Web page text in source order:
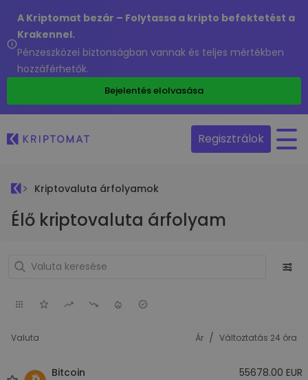
A Kriptomat bezár – Folytassa a kripto befektetést a
Krakennel.
Pénzeszközei biztonságban vannak és teljes mértékben
hozzáférhetők.
Bejelentés elolvasása
Regisztrálok
Kriptovaluta árfolyamok
Élő kriptovaluta árfolyam
Valuta Ár / Változtatás 24 óra
Bitcoin
55678.00 EUR